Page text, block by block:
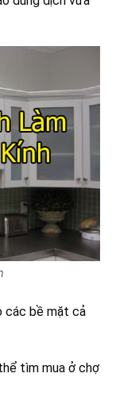
các bề mặt cả
tìm mua ở chợ